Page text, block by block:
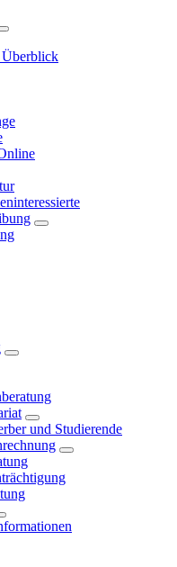
Überblick
und Studierende